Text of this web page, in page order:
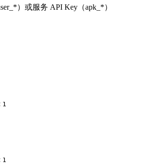
）或服务 API Key（apk_*）
1
1